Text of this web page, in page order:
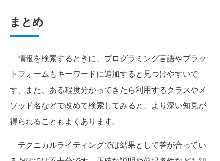
まとめ
情報を検索するときに、プログラミング言語やプラッ
トフォームもキーワードに追加すると見つけやすいで
す。また、ある程度分かってきたら利用するクラスやメ
ソッド名などで改めて検索してみると、より深い知見が
得られることもよくあります。
テクニカルライティングでは結果として答が合ってい